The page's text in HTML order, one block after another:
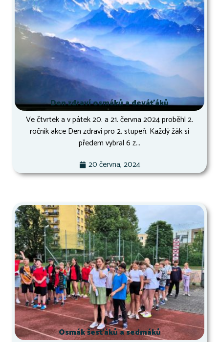
Den zdraví osmáků a deváťáků
Ve čtvrtek a v pátek 20. a 21. června 2024 proběhl 2.
ročník akce Den zdraví pro 2. stupeň. Každý žák si
předem vybral 6 z...
20 června, 2024
Osmák šesťáků a sedmáků